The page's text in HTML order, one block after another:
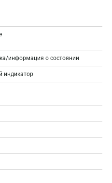
информация о состоянии
индикатор